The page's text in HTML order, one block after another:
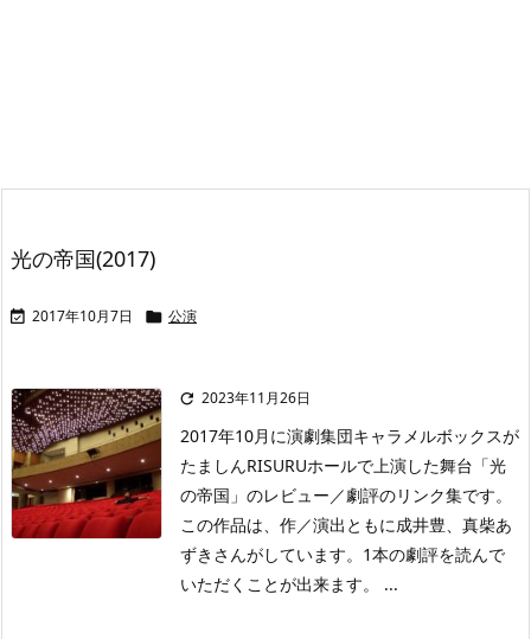
光の帝国(2017)
 2017年10月7日  公演
 2023年11月26日
2017年10月に演劇集団キャラメルボックスが
たましんRISURUホールで上演した舞台「光
の帝国」のレビュー／劇評のリンク集です。
この作品は、作／演出ともに成井豊、真柴あ
ずきさんがしています。1本の劇評を読んで
いただくことが出来ます。 ...